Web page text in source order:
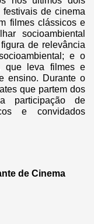
de cinema
filmes clássicos e
socioambiental
de relevância
e o
que leva filmes e
ensino. Durante o
que partem dos
participação de
e convidados
de Cinema